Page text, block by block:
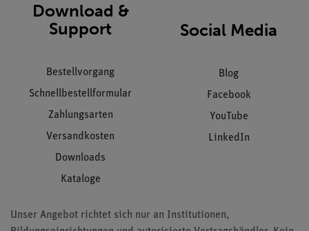
Download &
Support
Bestellvorgang
Schnellbestellformular
Zahlungsarten
Versandkosten
Downloads
Kataloge
Social Media
Blog
Facebook
YouTube
LinkedIn
Unser Angebot richtet sich nur an Institutionen,